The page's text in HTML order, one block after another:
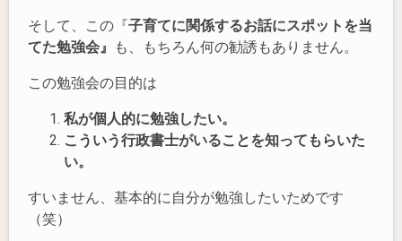
そして、この『子育てに関係するお話にスポットを当
てた勉強会』
も、もちろん何の勧誘もありません。
この勉強会の目的は
私が個人的に勉強したい。
こういう行政書士がいることを知ってもらいた
い。
すいません、基本的に自分が勉強したいためです
（笑）